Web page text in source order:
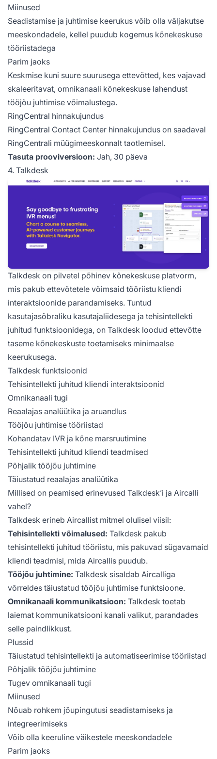
Miinused
Seadistamise ja juhtimise keerukus võib olla väljakutse
meeskondadele, kellel puudub kogemus kõnekeskuse
tööriistadega
Parim jaoks
Keskmise kuni suure suurusega ettevõtted, kes vajavad
skaleeritavat, omnikanaali kõnekeskuse lahendust
tööjõu juhtimise võimalustega.
RingCentral hinnakujundus
RingCentral Contact Center hinnakujundus on saadaval
RingCentrali müügimeeskonnalt taotlemisel.
Tasuta prooviversioon: Jah, 30 päeva
4. Talkdesk
Talkdesk on pilvetel põhinev kõnekeskuse platvorm,
mis pakub ettevõtetele võimsaid tööriistu kliendi
interaktsioonide parandamiseks. Tuntud
kasutajasõbraliku kasutajaliidesega ja tehisintellekti
juhitud funktsioonidega, on Talkdesk loodud ettevõtte
taseme kõnekeskuste toetamiseks minimaalse
keerukusega.
Talkdesk funktsioonid
Tehisintellekti juhitud kliendi interaktsioonid
Omnikanaali tugi
Reaalajas analüütika ja aruandlus
Tööjõu juhtimise tööriistad
Kohandatav IVR ja kõne marsruutimine
Tehisintellekti juhitud kliendi teadmised
Põhjalik tööjõu juhtimine
Täiustatud reaalajas analüütika
Millised on peamised erinevused Talkdesk’i ja Aircalli
vahel?
Talkdesk erineb Aircallist mitmel olulisel viisil:
Tehisintellekti võimalused: Talkdesk pakub
tehisintellekti juhitud tööriistu, mis pakuvad sügavamaid
kliendi teadmisi, mida Aircallis puudub.
Tööjõu juhtimine: Talkdesk sisaldab Aircalliga
võrreldes täiustatud tööjõu juhtimise funktsioone.
Omnikanaali kommunikatsioon: Talkdesk toetab
laiemat kommunikatsiooni kanali valikut, parandades
selle paindlikkust.
Plussid
Täiustatud tehisintellekti ja automatiseerimise tööriistad
Põhjalik tööjõu juhtimine
Tugev omnikanaali tugi
Miinused
Nõuab rohkem jõupingutusi seadistamiseks ja
integreerimiseks
Võib olla keeruline väikestele meeskondadele
Parim jaoks